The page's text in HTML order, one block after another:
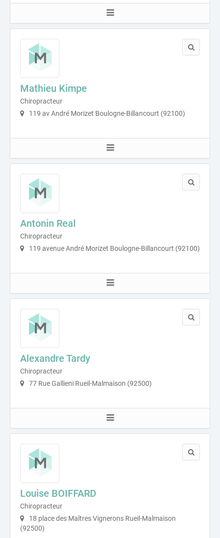
Mathieu Kimpe
Chiropracteur
119 av André Morizet Boulogne-Billancourt (92100)
Antonin Real
Chiropracteur
119 avenue André Morizet Boulogne-Billancourt (92100)
Alexandre Tardy
Chiropracteur
77 Rue Gallieni Rueil-Malmaison (92500)
Louise BOIFFARD
Chiropracteur
18 place des Maîtres Vignerons Rueil-Malmaison
(92500)